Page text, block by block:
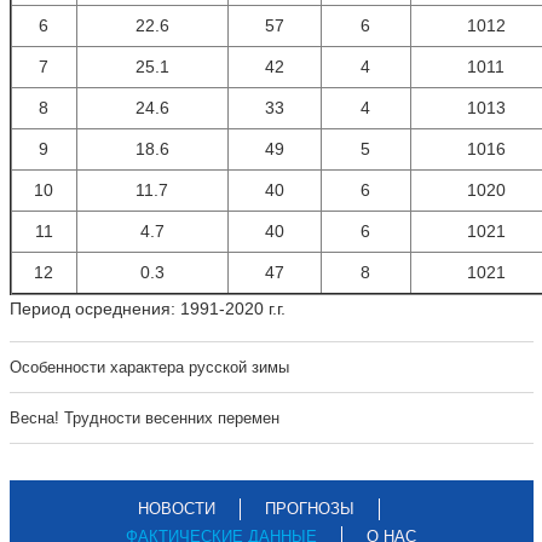
6 22.6 57 6 1012
7 25.1 42 4 1011
8 24.6 33 4 1013
9 18.6 49 5 1016
10 11.7 40 6 1020
11 4.7 40 6 1021
12 0.3 47 8
1021
Период осреднения: 1991-2020 г.г.
Особенности характера русской зимы
Весна! Трудности весенних перемен
НОВОСТИ
ПРОГНОЗЫ
ФАКТИЧЕСКИЕ ДАННЫЕ
О НАС